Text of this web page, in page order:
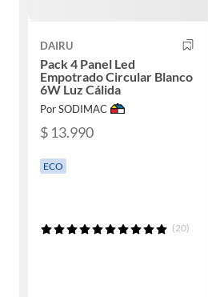
DAIRU
Pack 4 Panel Led
Empotrado Circular Blanco
6W Luz Cálida
Por SODIMAC
$ 13.990
ECO
(20)